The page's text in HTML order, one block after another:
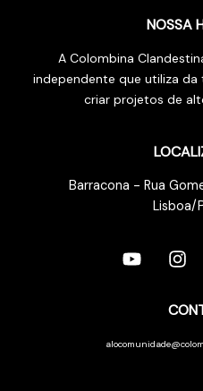
NOSSA
A Colombina
independente que utiliza
criar projetos de
Barracona - Rua
Lisboa/